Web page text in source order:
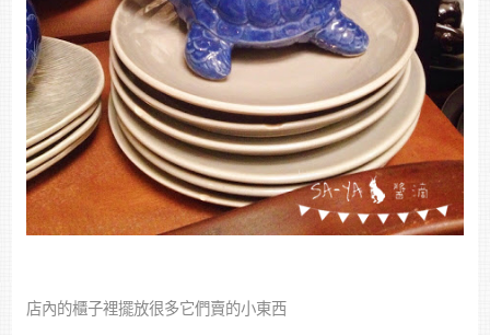
店內的櫃子裡擺放很多它們賣的小東西